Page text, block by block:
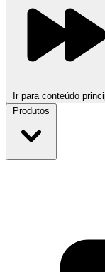
Ir para conteúdo
Produtos